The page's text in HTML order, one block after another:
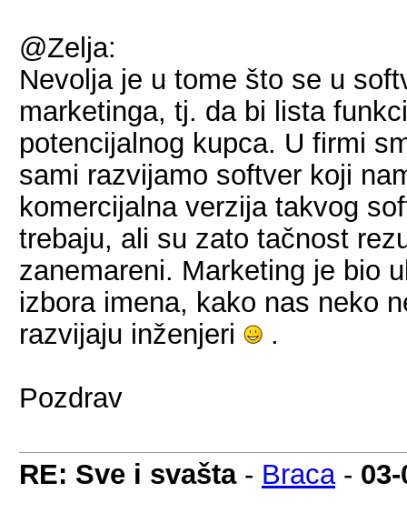
@Zelja:
Nevolja je u tome što se u
marketinga, tj. da bi lista
potencijalnog kupca. U firmi
sami razvijamo softver koji
komercijalna verzija takvog
trebaju, ali su zato tačnost
zanemareni. Marketing je bio
izbora imena, kako nas neko
razvijaju inženjeri
.
Pozdrav
RE: Sve i svašta- Braca-